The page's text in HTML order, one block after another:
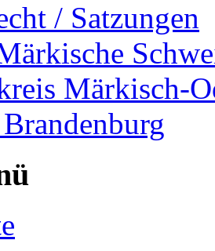
/ Satzungen
Märkisch-